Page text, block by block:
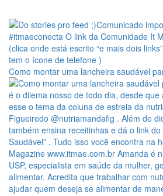
Como montar uma lancheira saudável